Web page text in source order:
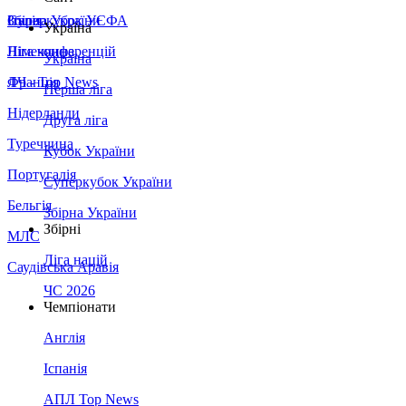
Збірна України
Італія
Німеччина
Франція
Нідерланди
Туреччина
Португалія
Бельгія
МЛС
Саудівська Аравія
Суперкубок УЄФА
Ліга конференцій
ЛЧ - Top News
Україна
Україна
Перша ліга
Друга ліга
Кубок України
Суперкубок України
Збірна України
Збірні
Ліга націй
ЧС 2026
Чемпіонати
Англія
Іспанія
АПЛ Top News